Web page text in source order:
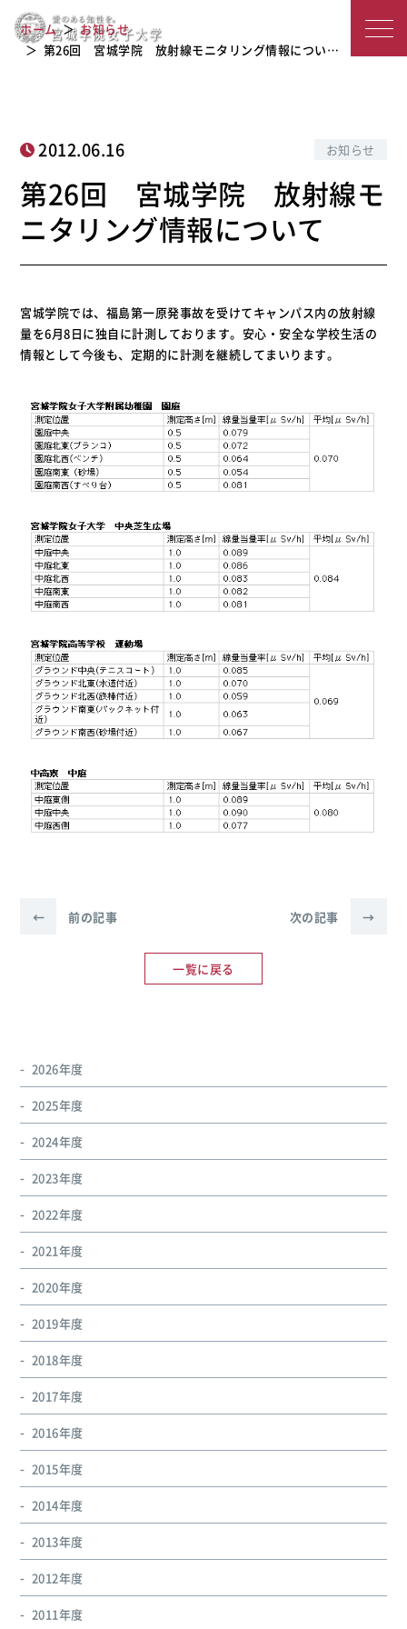
城
子
大
学
第26回 宮城学院 放射線モニタリン
グ情報について
ホーム
お知らせ
第26回 宮城学院 放射線モニタリング情報につい…
2012.06.16 お知らせ
第26回 宮城学院 放射線モ
ニタリング情報について
宮城学院では、福島第一原発事故を受けてキャンパス内の放射線
量を6月8日に独自に計測しております。安心・安全な学校生活の
情報として今後も、定期的に計測を継続してまいります。
← 前の記事
一覧に戻る
次の記事 →
2026年度
2025年度
2024年度
2023年度
2022年度
2021年度
2020年度
2019年度
2018年度
2017年度
2016年度
2015年度
2014年度
2013年度
2012年度
2011年度